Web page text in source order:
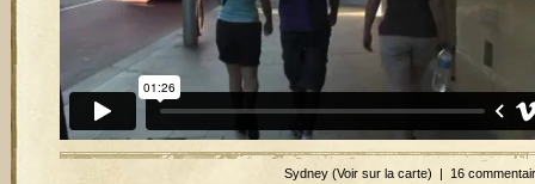
Sydney (Voir sur la carte) | 16